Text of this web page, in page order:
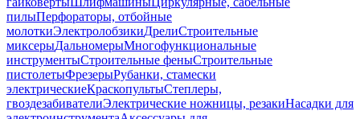
пилыПерфораторы, отбойные
молоткиЭлектролобзикиДрелиСтроительные
миксерыДальномерыМногофункциональные
инструментыСтроительные феныСтроительные
пистолетыФрезерыРубанки, стамески
электрическиеКраскопультыСтеплеры,
гвоздезабивателиЭлектрические ножницы, резакиНасадки для